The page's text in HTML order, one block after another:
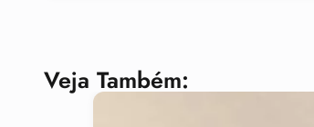
Veja Também: